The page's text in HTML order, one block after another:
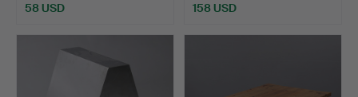
58 USD 158 USD